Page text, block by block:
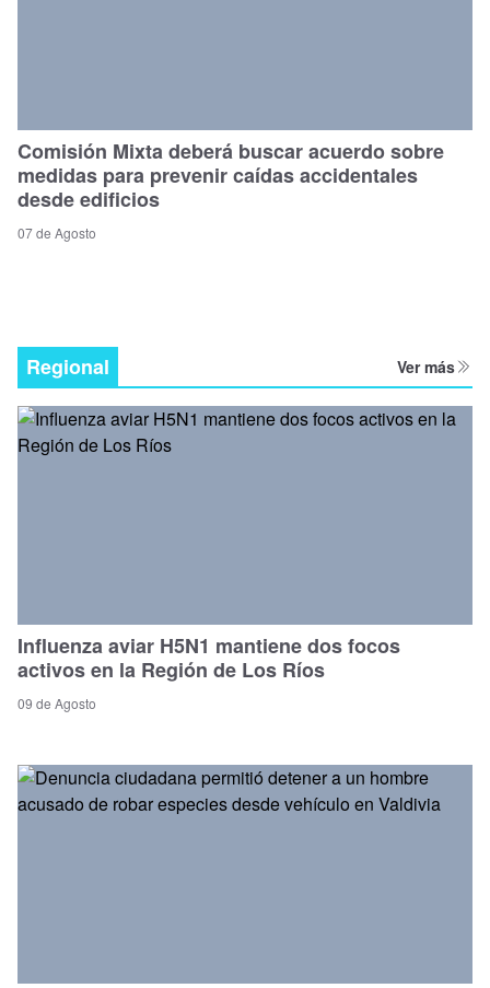
Comisión Mixta deberá buscar acuerdo sobre
medidas para prevenir caídas accidentales
desde edificios
07 de Agosto
Regional Ver más
Influenza aviar H5N1 mantiene dos focos
activos en la Región de Los Ríos
09 de Agosto